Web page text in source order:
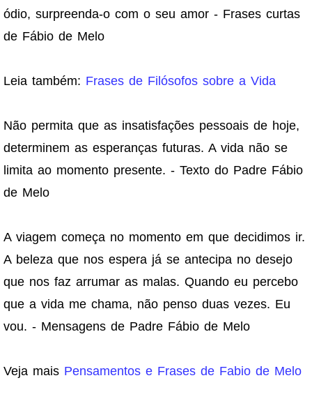
ódio, surpreenda-o com o seu amor - Frases curtas
de Fábio de Melo
Leia também: Frases de Filósofos sobre a Vida
Não permita que as insatisfações pessoais de hoje,
determinem as esperanças futuras. A vida não se
limita ao momento presente. - Texto do Padre Fábio
de Melo
A viagem começa no momento em que decidimos ir.
A beleza que nos espera já se antecipa no desejo
que nos faz arrumar as malas. Quando eu percebo
que a vida me chama, não penso duas vezes. Eu
vou. - Mensagens de Padre Fábio de Melo
Veja mais Pensamentos e Frases de Fabio de Melo